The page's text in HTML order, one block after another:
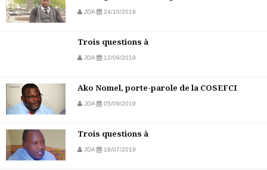
JDA 24/10/2019
Trois questions à
JDA 12/09/2019
Ako Nomel, porte-parole de la COSEFCI
JDA 05/09/2019
Trois questions à
JDA 18/07/2019